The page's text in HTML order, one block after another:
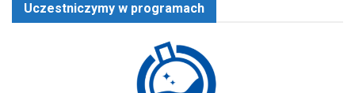
Uczestniczymy w programach